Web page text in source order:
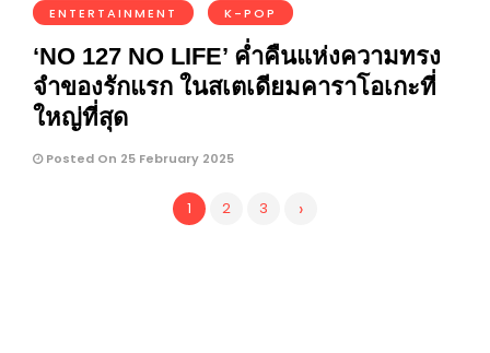
ENTERTAINMENT K-POP
‘NO 127 NO LIFE’ ค่ำคืนแห่งความทรง
จำของรักแรก ในสเตเดียมคาราโอเกะที่
ใหญ่ที่สุด
Posted On 25 February 2025
1 2 3 ›